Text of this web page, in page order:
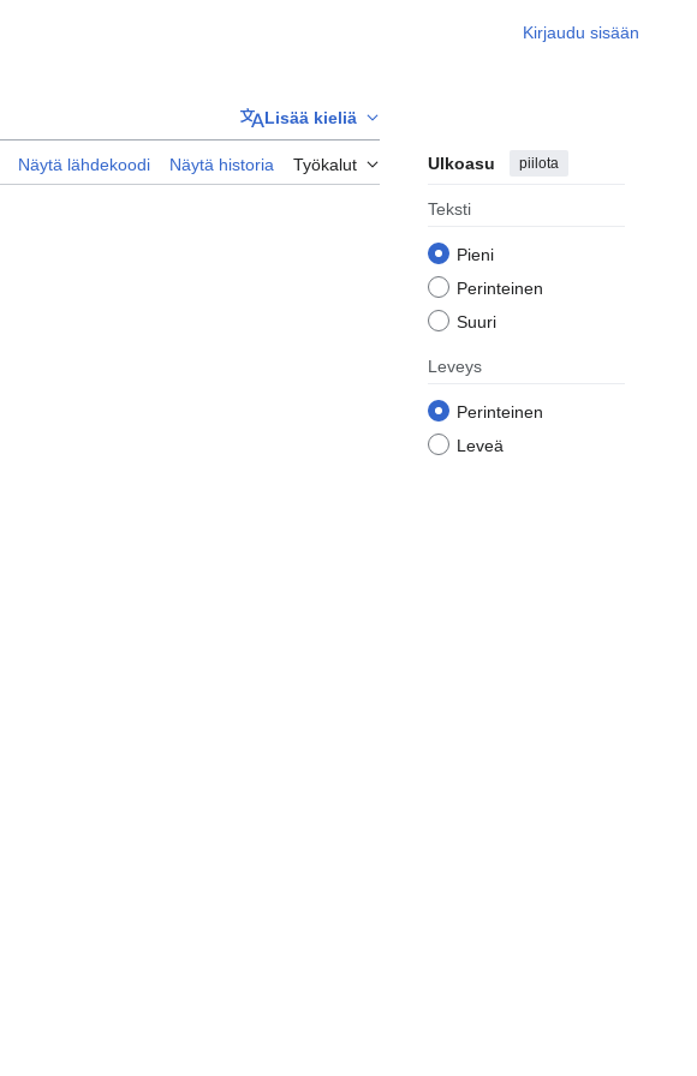
Kirjaudu sisään
Lisää kieliä
Näytä lähdekoodi Näytä historia Työkalut Ulkoasu piilota
Teksti
Pieni
Perinteinen
Suuri
Leveys
Perinteinen
Leveä